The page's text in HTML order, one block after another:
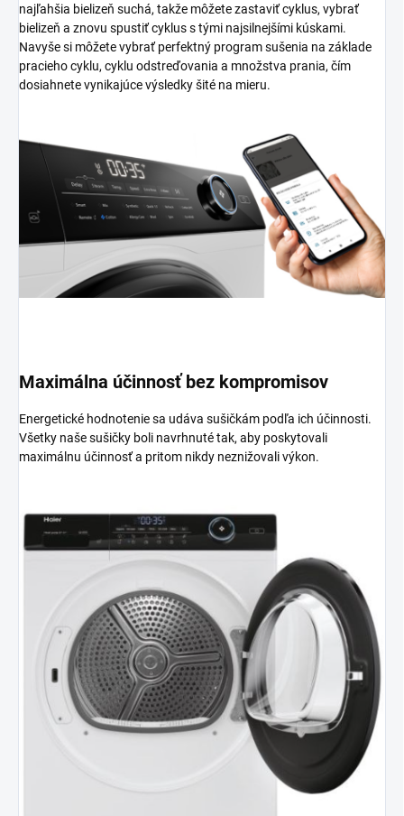
najľahšia bielizeň suchá, takže môžete zastaviť cyklus, vybrať
bielizeň a znovu spustiť cyklus s tými najsilnejšími kúskami.
Navyše si môžete vybrať perfektný program sušenia na základe
pracieho cyklu, cyklu odstreďovania a množstva prania, čím
dosiahnete vynikajúce výsledky šité na mieru.
Maximálna účinnosť bez kompromisov
Energetické hodnotenie sa udáva sušičkám podľa ich účinnosti.
Všetky naše sušičky boli navrhnuté tak, aby poskytovali
maximálnu účinnosť a pritom nikdy neznižovali výkon.